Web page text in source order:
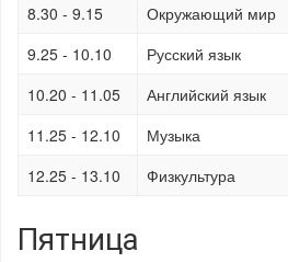
8.30 - 9.15
Окружающий мир
9.25 - 10.10
Русский язык
10.20 - 11.05
Английский язык
11.25 - 12.10
Музыка
12.25 - 13.10
Физкультура
Пятница